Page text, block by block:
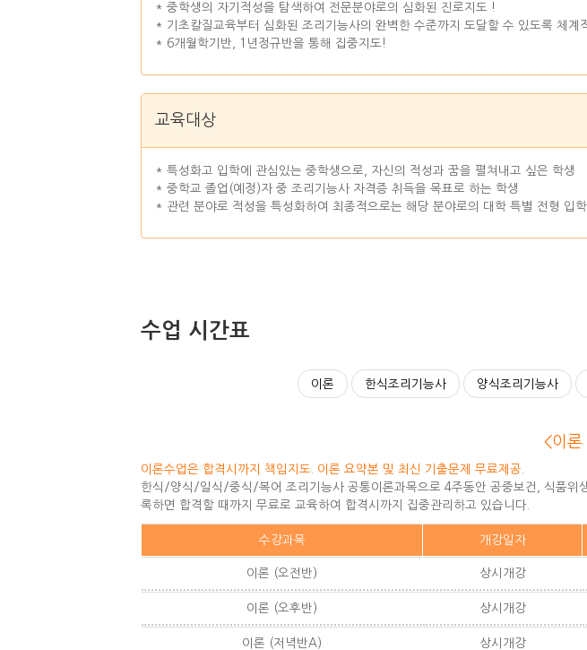
* 중학생의 자기적성을 탐색하여 전문분야로의 심화된 진로지도 !
* 기초칼질교육부터 심화된 조리기능사의 완벽한 수준까지 도달할 수 있도록 체계
* 6개월학기반, 1년정규반을 통해 집중지도!
교육대상
* 특성화고 입학에 관심있는 중학생으로, 자신의 적성과 꿈을 펼쳐내고 싶은 학생
* 중학교 졸업(예정)자 중 조리기능사 자격증 취득을 목표로 하는 학생
* 관련 분야로 적성을 특성화하여 최종적으로는 해당 분야로의 대학 특별 전형 입
수업 시간표
이론 한식조리기능사 양식조리기능사
<이론
이론수업은 합격시까지 책임지도. 이론 요약본 및 최신 기출문제 무료제공.
한식/양식/일식/중식/복어 조리기능사 공통이론과목으로 4주동안 공중보건, 식품위
록하면 합격할 때까지 무료로 교육하여 합격시까지 집중관리하고 있습니다.
수강과목 개강일자
이론 (오전반) 상시개강
이론 (오후반) 상시개강
이론 (저녁반A) 상시개강